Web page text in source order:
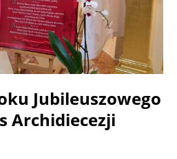
Jubileuszowego
Archidiecezji